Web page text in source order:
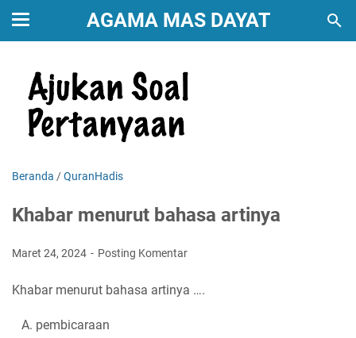
AGAMA MAS DAYAT
Beranda /QuranHadis
Khabar menurut bahasa artinya
Maret 24, 2024 Posting Komentar
Khabar menurut bahasa artinya ….
A. pembicaraan